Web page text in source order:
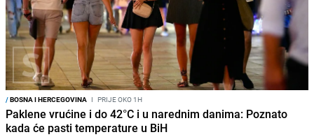
/BOSNA I HERCEGOVINA I PRIJE OKO 1H
Paklene vrućine i do 42°C i u narednim danima: Poznato
kada će pasti temperature u BiH